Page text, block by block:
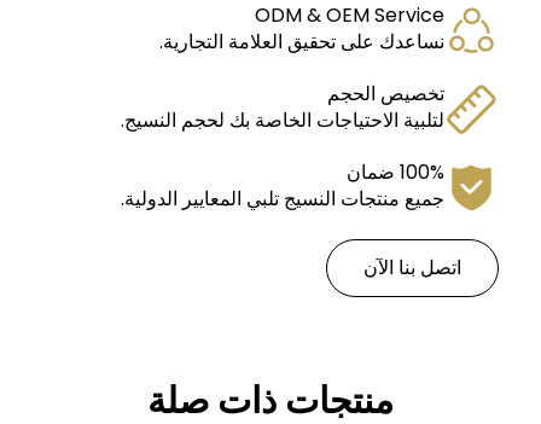
ODM & OEM Service
نساعدك على تحقيق العلامة التجارية.
تخصيص الحجم
لتلبية الاحتياجات الخاصة بك لحجم النسيج.
100% ضمان
جميع منتجات النسيج تلبي المعايير الدولية.
اتصل بنا الآن
منتجات ذات صلة